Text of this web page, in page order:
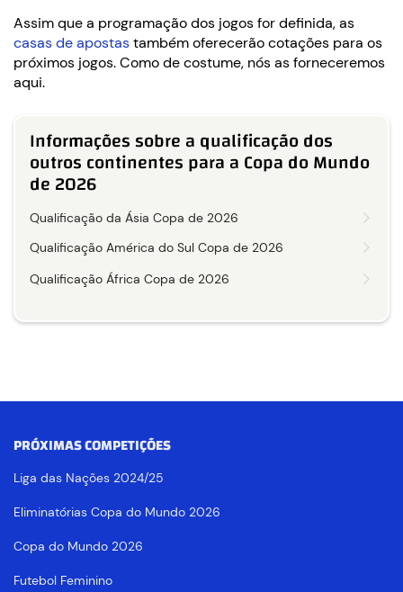
Assim que a programação dos jogos for definida, as
casas de apostastambém oferecerão cotações para os
próximos jogos. Como de costume, nós as forneceremos
aqui.
Informações sobre a qualificação dos
outros continentes para a Copa do Mundo
de 2026
Qualificação da Ásia Copa de 2026
Qualificação América do Sul Copa de 2026
Qualificação África Copa de 2026
PRÓXIMAS COMPETIÇÕES
Liga das Nações 2024/25
Eliminatórias Copa do Mundo 2026
Copa do Mundo 2026
Futebol Feminino